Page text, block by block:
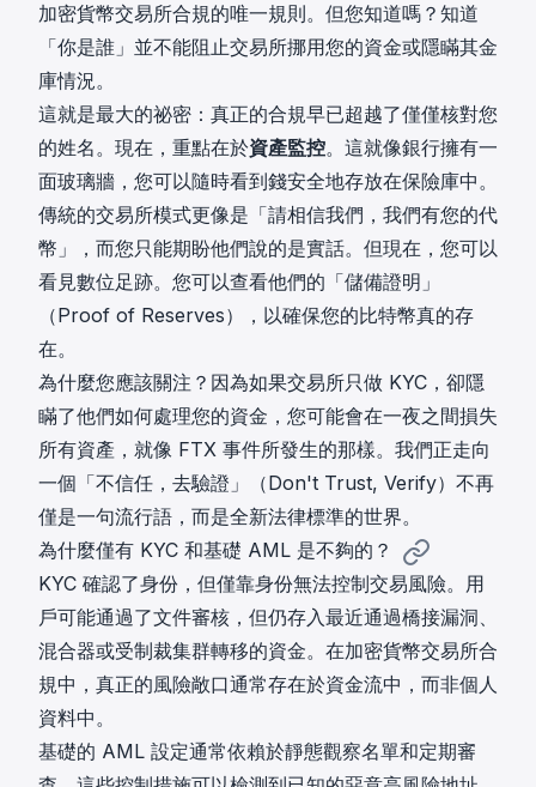
加密貨幣交易所合規的唯一規則。但您知道嗎？知道
「你是誰」並不能阻止交易所挪用您的資金或隱瞞其金
庫情況。
這就是最大的祕密：真正的合規早已超越了僅僅核對您
的姓名。現在，重點在於資產監控。這就像銀行擁有一
面玻璃牆，您可以隨時看到錢安全地存放在保險庫中。
傳統的交易所模式更像是「請相信我們，我們有您的代
幣」，而您只能期盼他們說的是實話。但現在，您可以
看見數位足跡。您可以查看他們的「儲備證明」
（Proof of Reserves），以確保您的比特幣真的存
在。
為什麼您應該關注？因為如果交易所只做 KYC，卻隱
瞞了他們如何處理您的資金，您可能會在一夜之間損失
所有資產，就像 FTX 事件所發生的那樣。我們正走向
一個「不信任，去驗證」（Don't Trust, Verify）不再
僅是一句流行語，而是全新法律標準的世界。
為什麼僅有 KYC 和基礎 AML 是不夠的？
KYC 確認了身份，但僅靠身份無法控制交易風險。用
戶可能通過了文件審核，但仍存入最近通過橋接漏洞、
混合器或受制裁集群轉移的資金。在加密貨幣交易所合
規中，真正的風險敞口通常存在於資金流中，而非個人
資料中。
基礎的 AML 設定通常依賴於靜態觀察名單和定期審